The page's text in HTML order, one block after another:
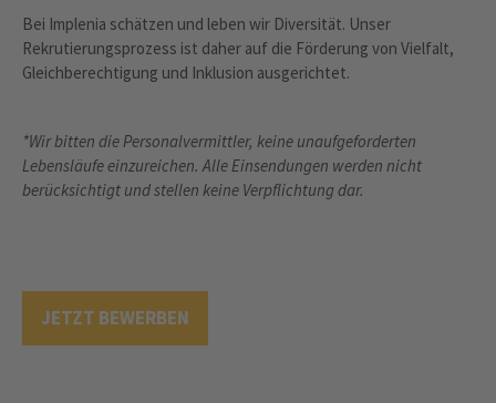
Bei Implenia schätzen und leben wir Diversität. Unser
Rekrutierungsprozess ist daher auf die Förderung von Vielfalt,
Gleichberechtigung und Inklusion ausgerichtet.
*Wir bitten die Personalvermittler, keine unaufgeforderten
Lebensläufe einzureichen. Alle Einsendungen werden nicht
berücksichtigt und stellen keine Verpflichtung dar.
JETZT BEWERBEN